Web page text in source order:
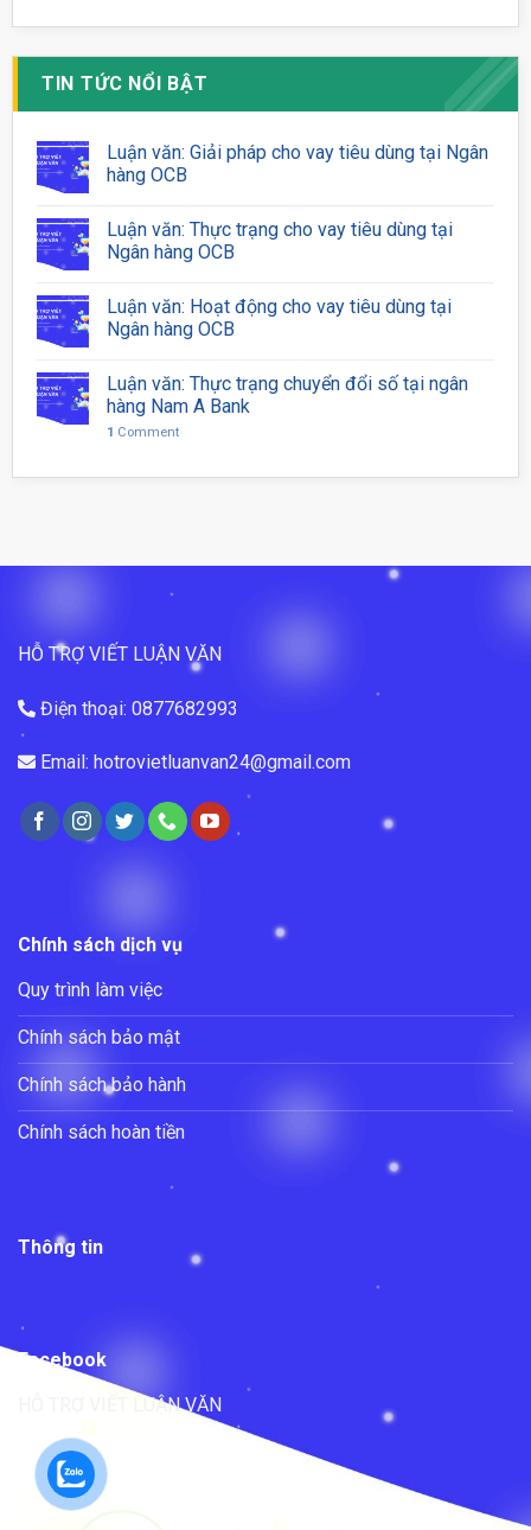
TIN TỨC NỔI BẬT
Luận văn: Giải pháp cho vay tiêu dùng tại Ngân
hàng OCB
Luận văn: Thực trạng cho vay tiêu dùng tại
Ngân hàng OCB
Luận văn: Hoạt động cho vay tiêu dùng tại
Ngân hàng OCB
Luận văn: Thực trạng chuyển đổi số tại ngân
hàng Nam A Bank
1 Comment
HỖ TRỢ VIẾT LUẬN VĂN
Điện thoại: 0877682993
Email: hotrovietluanvan24@gmail.com
Chính sách dịch vụ
Quy trình làm việc
Chính sách bảo mật
Chính sách bảo hành
Chính sách hoàn tiền
Thông tin
Facebook
HỖ TRỢ VIẾT LUẬN VĂN